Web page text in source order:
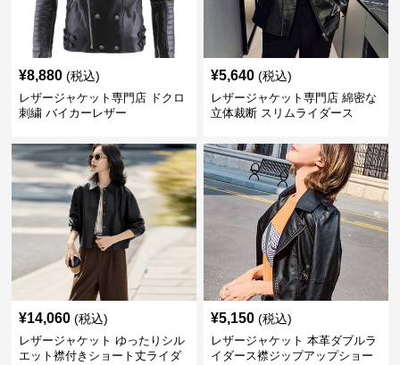
¥8,880 (税込)
レザージャケット専門店 ドクロ
刺繍 バイカーレザー
¥5,640 (税込)
レザージャケット専門店 綿密な
立体裁断 スリムライダース
¥14,060 (税込)
レザージャケット ゆったりシル
エット襟付きショート丈ライダ
¥5,150 (税込)
レザージャケット 本革ダブルラ
イダース襟ジップアップショー